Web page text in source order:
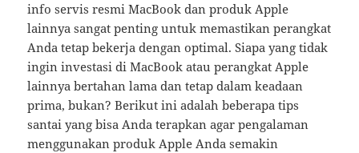
info servis resmi MacBook dan produk Apple
lainnya sangat penting untuk memastikan perangkat
Anda tetap bekerja dengan optimal. Siapa yang tidak
ingin investasi di MacBook atau perangkat Apple
lainnya bertahan lama dan tetap dalam keadaan
prima, bukan? Berikut ini adalah beberapa tips
santai yang bisa Anda terapkan agar pengalaman
menggunakan produk Apple Anda semakin